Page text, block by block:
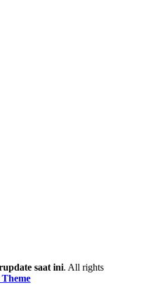
saat ini. All rights